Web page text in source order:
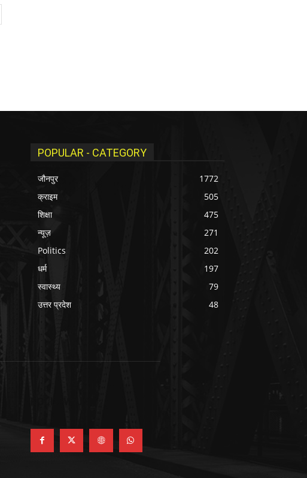
POPULAR - CATEGORY
जौनपुर
1772
क्राइम
505
शिक्षा
475
न्यूज़
271
Politics
202
धर्म
197
स्वास्थ्य
79
उत्तर प्रदेश
48